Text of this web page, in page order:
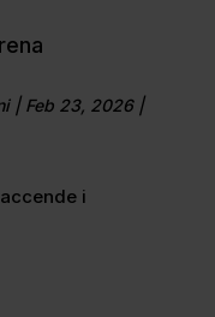
| Feb 23, 2026|
i